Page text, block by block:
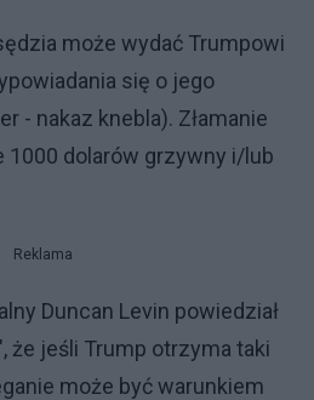
może wydać Trumpowi
się o jego
- nakaz knebla). Złamanie
1000 dolarów grzywny i/lub
Reklama
Duncan Levin powiedział
że jeśli Trump otrzyma taki
może być warunkiem